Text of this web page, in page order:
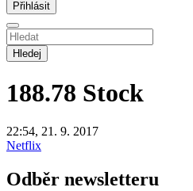
Hledej
188.78 Stock
22:54, 21. 9. 2017
Netflix
Odběr newsletteru